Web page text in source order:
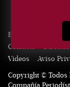
Edición Impresa
Contacto
Videos
Aviso
Copyright © Todos
Compañía